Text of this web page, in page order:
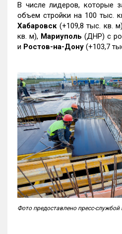
В числе лидеров, которые
объем стройки на 100 тыс.
Хабаровск (+109,8 тыс. кв.
кв. м), Мариуполь (ДНР) с
и Ростов-на-Дону (+103,7
Фото предоставлено пресс-